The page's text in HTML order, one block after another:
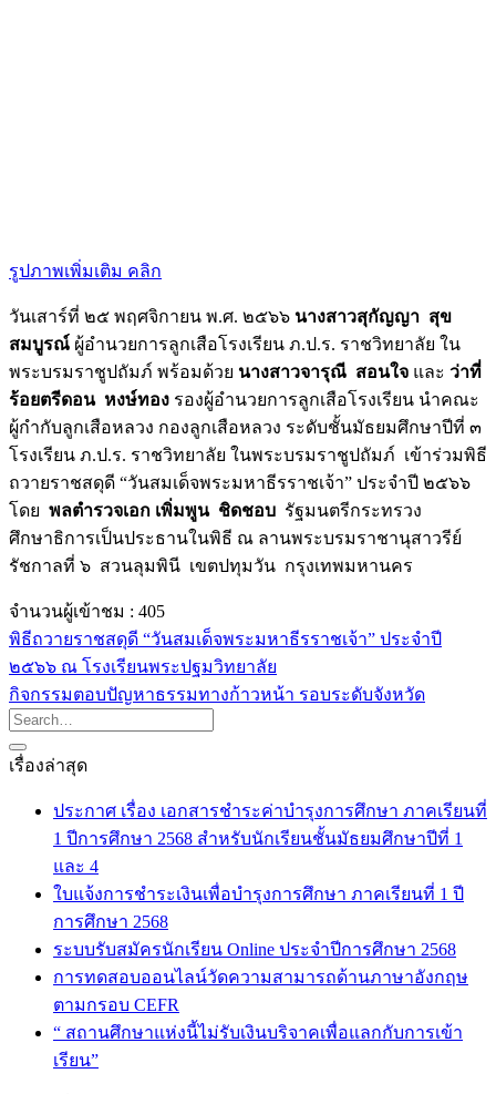
รูปภาพเพิ่มเติม คลิก
วันเสาร์ที่ ๒๕ พฤศจิกายน พ.ศ. ๒๕๖๖ นางสาวสุกัญญา สุข
สมบูรณ์ ผู้อำนวยการลูกเสือโรงเรียน ภ.ป.ร. ราชวิทยาลัย ใน
พระบรมราชูปถัมภ์ พร้อมด้วย นางสาวจารุณี สอนใจ และ ว่าที่
ร้อยตรีดอน หงษ์ทอง รองผู้อำนวยการลูกเสือโรงเรียน นำคณะ
ผู้กำกับลูกเสือหลวง กองลูกเสือหลวง ระดับชั้นมัธยมศึกษาปีที่ ๓
โรงเรียน ภ.ป.ร. ราชวิทยาลัย ในพระบรมราชูปถัมภ์ เข้าร่วมพิธี
ถวายราชสดุดี “วันสมเด็จพระมหาธีรราชเจ้า” ประจำปี ๒๕๖๖
โดย พลตำรวจเอก เพิ่มพูน ชิดชอบ รัฐมนตรีกระทรวง
ศึกษาธิการเป็นประธานในพิธี ณ ลานพระบรมราชานุสาวรีย์
รัชกาลที่ ๖ สวนลุมพินี เขตปทุมวัน กรุงเทพมหานคร
จำนวนผู้เข้าชม : 405
พิธีถวายราชสดุดี “วันสมเด็จพระมหาธีรราชเจ้า” ประจำปี
๒๕๖๖ ณ โรงเรียนพระปฐมวิทยาลัย
กิจกรรมตอบปัญหาธรรมทางก้าวหน้า รอบระดับจังหวัด
เรื่องล่าสุด
ประกาศ เรื่อง เอกสารชำระค่าบำรุงการศึกษา ภาคเรียนที่
1 ปีการศึกษา 2568 สำหรับนักเรียนชั้นมัธยมศึกษาปีที่ 1
และ 4
ใบแจ้งการชำระเงินเพื่อบำรุงการศึกษา ภาคเรียนที่ 1 ปี
การศึกษา 2568
ระบบรับสมัครนักเรียน Online ประจำปีการศึกษา 2568
การทดสอบออนไลน์วัดความสามารถด้านภาษาอังกฤษ
ตามกรอบ CEFR
“ สถานศึกษาแห่งนี้ไม่รับเงินบริจาคเพื่อแลกกับการเข้า
เรียน”